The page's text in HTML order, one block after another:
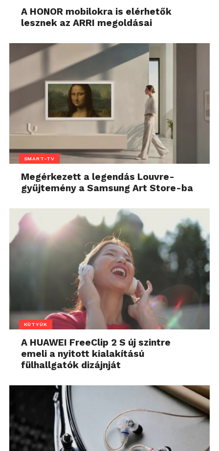
A HONOR mobilokra is elérhetők
lesznek az ARRI megoldásai
SMART-TV
Megérkezett a legendás Louvre-
gyűjtemény a Samsung Art Store-ba
KÜTYÜK
A HUAWEI FreeClip 2 S új szintre
emeli a nyitott kialakítású
fülhallgatók dizájnját